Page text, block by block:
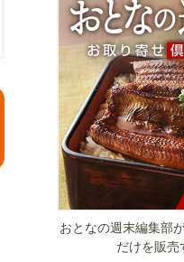
おとなの週末編集部
だけを販売